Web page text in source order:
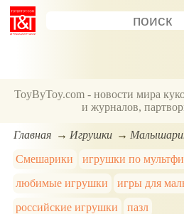
ToyByToy.com - новости мира
и журналов,
Главная Игрушки
Смешарики
игрушки по
любимые игрушки
игры для
российские игрушки
пазл